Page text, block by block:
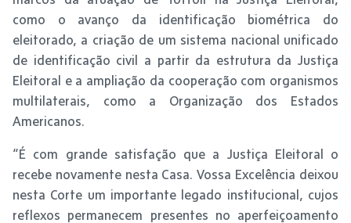
como o avanço da identificação biométrica do
eleitorado, a criação de um sistema nacional unificado
de identificação civil a partir da estrutura da Justiça
Eleitoral e a ampliação da cooperação com organismos
multilaterais, como a Organização dos Estados
Americanos.
“É com grande satisfação que a Justiça Eleitoral o
recebe novamente nesta Casa. Vossa Excelência deixou
nesta Corte um importante legado institucional, cujos
reflexos permanecem presentes no aperfeiçoamento